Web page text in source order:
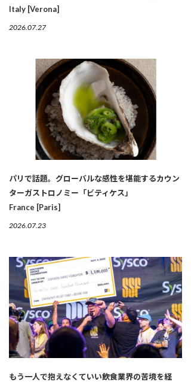
Italy [Verona]
2026.07.27
パリで話題。グローバルな感性を堪能するカウン
ターガストロノミー「ビティケス」
France [Paris]
2026.07.23
もう一人で抱えなくていい――飲食業界の苦境を経